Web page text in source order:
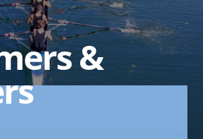
&